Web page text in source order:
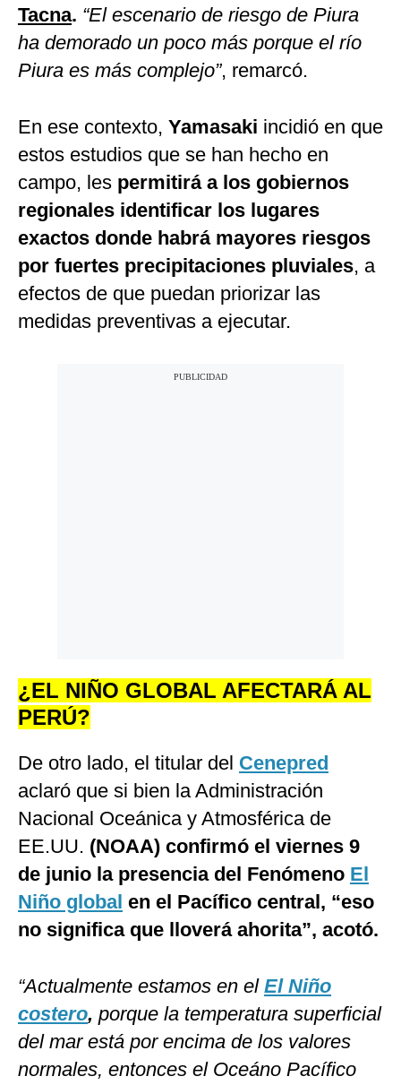
Tacna. “El escenario de riesgo de Piura
ha demorado un poco más porque el río
Piura es más complejo”, remarcó.
En ese contexto, Yamasaki incidió en que
estos estudios que se han hecho en
campo, les permitirá a los gobiernos
regionales identificar los lugares
exactos donde habrá mayores riesgos
por fuertes precipitaciones pluviales, a
efectos de que puedan priorizar las
medidas preventivas a ejecutar.
¿EL NIÑO GLOBAL AFECTARÁ AL
PERÚ?
De otro lado, el titular del Cenepred
aclaró que si bien la Administración
Nacional Oceánica y Atmosférica de
EE.UU. (NOAA) confirmó el viernes 9
de junio la presencia del Fenómeno El
Niño global en el Pacífico central, “eso
no significa que lloverá ahorita”, acotó.
“Actualmente estamos en el El Niño
costero, porque la temperatura superficial
del mar está por encima de los valores
normales, entonces el Oceáno Pacífico